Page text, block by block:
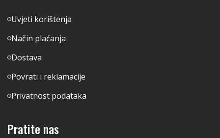
Uvjeti korištenja
Način plaćanja
Dostava
Povrati i reklamacije
Privatnost podataka
Pratite nas